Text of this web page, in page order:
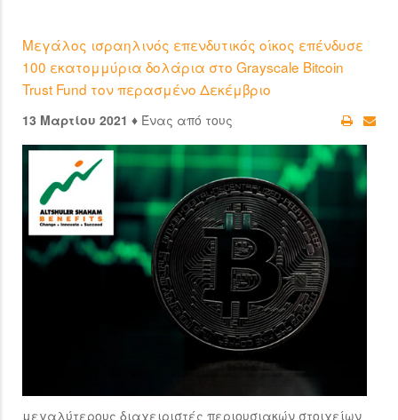
Mεγάλος ισραηλινός επενδυτικός οίκος επένδυσε
100 εκατομμύρια δολάρια στο Grayscale Bitcoin
Trust Fund τον περασμένο Δεκέμβριο
13 Μαρτίου 2021 ♦ Ένας από τους
μεγαλύτερους διαχειριστές περιουσιακών στοιχείων